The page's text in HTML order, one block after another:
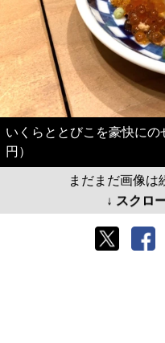
いくらととびこを豪快に
円）
まだまだ画像は
↓ スクロ